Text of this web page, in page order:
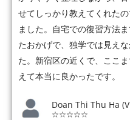
せてしっかり教えてくれた
ました。自宅での復習方法
たおかげで、独学では見え
た。新宿区の近くで、ここ
えて本当に良かったです。
Doan Thi Thu Ha
☆☆☆☆☆